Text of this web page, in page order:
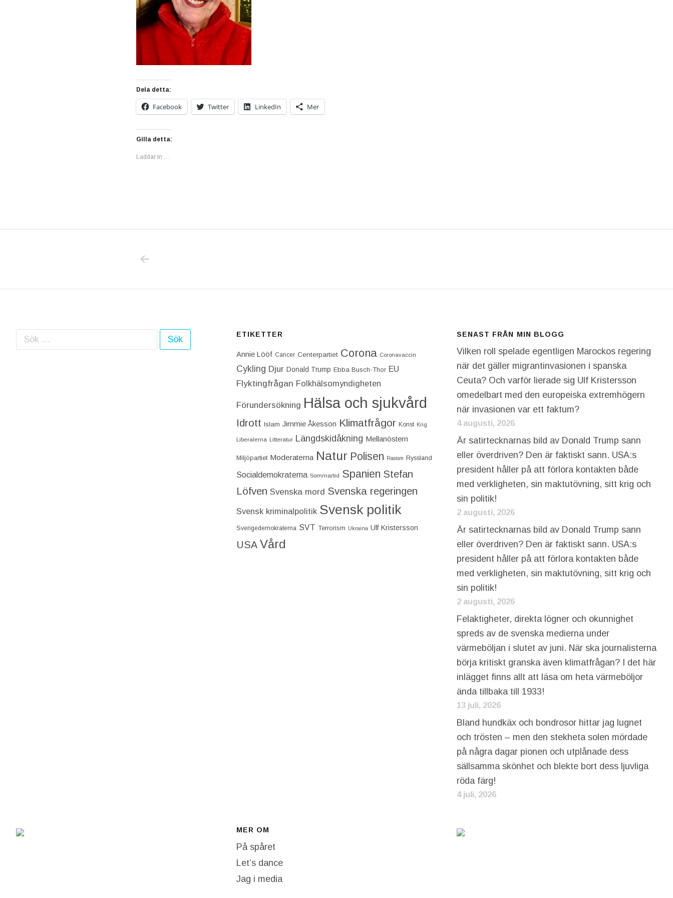
Dela detta:
Facebook Twitter LinkedIn Mer
Gilla detta:
Laddar in …
Sök efter: ETIKETTER
Annie Lööf Cancer Centerpartiet‎ Corona Coronavaccin
Cykling Djur Donald Trump Ebba Busch-Thor EU
Flyktingfrågan Folkhälsomyndigheten
Förundersökning Hälsa och sjukvård
Idrott Islam Jimmie Åkesson Klimatfrågor Konst Krig
Liberalerna Litteratur Längdskidåkning Mellanöstern
Miljöpartiet Moderaterna Natur Polisen Rasism Ryssland
Socialdemokraterna Sommartid Spanien Stefan
Löfven Svenska mord Svenska regeringen
Svensk kriminalpolitik Svensk politik
Sverigedemokraterna SVT Terrorism Ukraina Ulf Kristersson
USA Vård
SENAST FRÅN MIN BLOGG
Vilken roll spelade egentligen Marockos regering
när det gäller migrantinvasionen i spanska
Ceuta? Och varför lierade sig Ulf Kristersson
omedelbart med den europeiska extremhögern
när invasionen var ett faktum?
4 augusti, 2026
Är satirtecknarnas bild av Donald Trump sann
eller överdriven? Den är faktiskt sann. USA:s
president håller på att förlora kontakten både
med verkligheten, sin maktutövning, sitt krig och
sin politik!
2 augusti, 2026
Är satirtecknarnas bild av Donald Trump sann
eller överdriven? Den är faktiskt sann. USA:s
president håller på att förlora kontakten både
med verkligheten, sin maktutövning, sitt krig och
sin politik!
2 augusti, 2026
Felaktigheter, direkta lögner och okunnighet
spreds av de svenska medierna under
värmeböljan i slutet av juni. När ska journalisterna
börja kritiskt granska även klimatfrågan? I det här
inlägget finns allt att läsa om heta värmeböljor
ända tillbaka till 1933!
13 juli, 2026
Bland hundkäx och bondrosor hittar jag lugnet
och trösten – men den stekheta solen mördade
på några dagar pionen och utplånade dess
sällsamma skönhet och blekte bort dess ljuvliga
röda färg!
4 juli, 2026
MER OM
På spåret
Let’s dance
Jag i media